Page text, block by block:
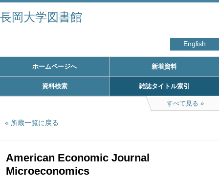
長岡大学図書館
English
ホームページへ 新着資料
資料検索 雑誌タイトル索引
すべて見る
所蔵一覧に戻る
American Economic Journal
Microeconomics